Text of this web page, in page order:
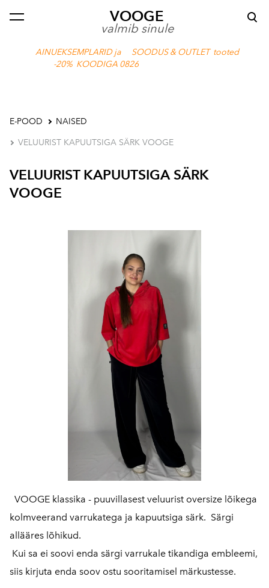
VOOGE
valmib sinule
AINUEKSEMPLARID ja SOODUS & OUTLET tooted
-20% KOODIGA 0826
lisati ostukorvi. Vaata ostukorvi
E-POOD NAISED
VELUURIST KAPUUTSIGA SÄRK VOOGE
VELUURIST KAPUUTSIGA SÄRK
VOOGE
VOOGE klassika - puuvillasest veluurist oversize lõikega
kolmveerand varrukatega ja kapuutsiga särk. Särgi
allääres lõhikud.
Kui sa ei soovi enda särgi varrukale tikandiga embleemi,
siis kirjuta enda soov ostu sooritamisel märkustesse.